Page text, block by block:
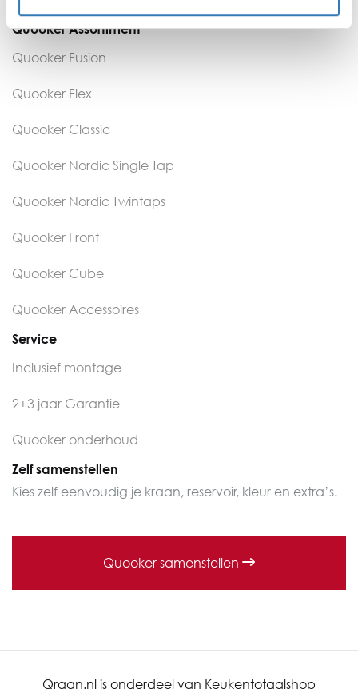
Quooker Assortiment
Quooker Fusion
Quooker Flex
Quooker Classic
Quooker Nordic Single Tap
Quooker Nordic Twintaps
Quooker Front
Quooker Cube
Quooker Accessoires
Service
Inclusief montage
2+3 jaar Garantie
Quooker onderhoud
Zelf samenstellen
Kies zelf eenvoudig je kraan, reservoir, kleur en extra’s.
Quooker samenstellen
Qraan.nl is onderdeel van Keukentotaalshop